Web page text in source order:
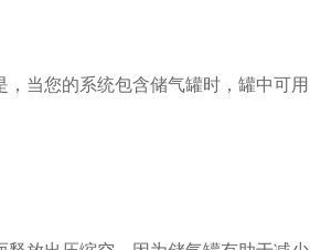
当您的系统包含储气罐时，罐中可用